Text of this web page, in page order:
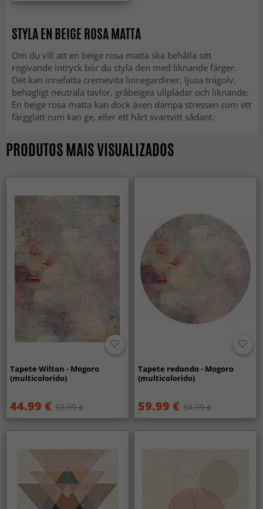
STYLA EN BEIGE ROSA MATTA
Om du vill att en beige rosa matta ska behålla sitt
rogivande intryck bör du styla den med liknande färger.
Det kan innefatta cremevita linnegardiner, ljusa trägolv,
behagligt neutrala tavlor, gråbeigea ullplädar och liknande.
En beige rosa matta kan dock även dämpa stressen som ett
färgglatt rum kan ge, eller ett hårt svartvitt sådant.
PRODUTOS MAIS VISUALIZADOS
Tapete Wilton - Mogoro
(multicolorido)
44.99 € 59.99 €
Tapete redondo - Mogoro
(multicolorido)
59.99 € 84.99 €